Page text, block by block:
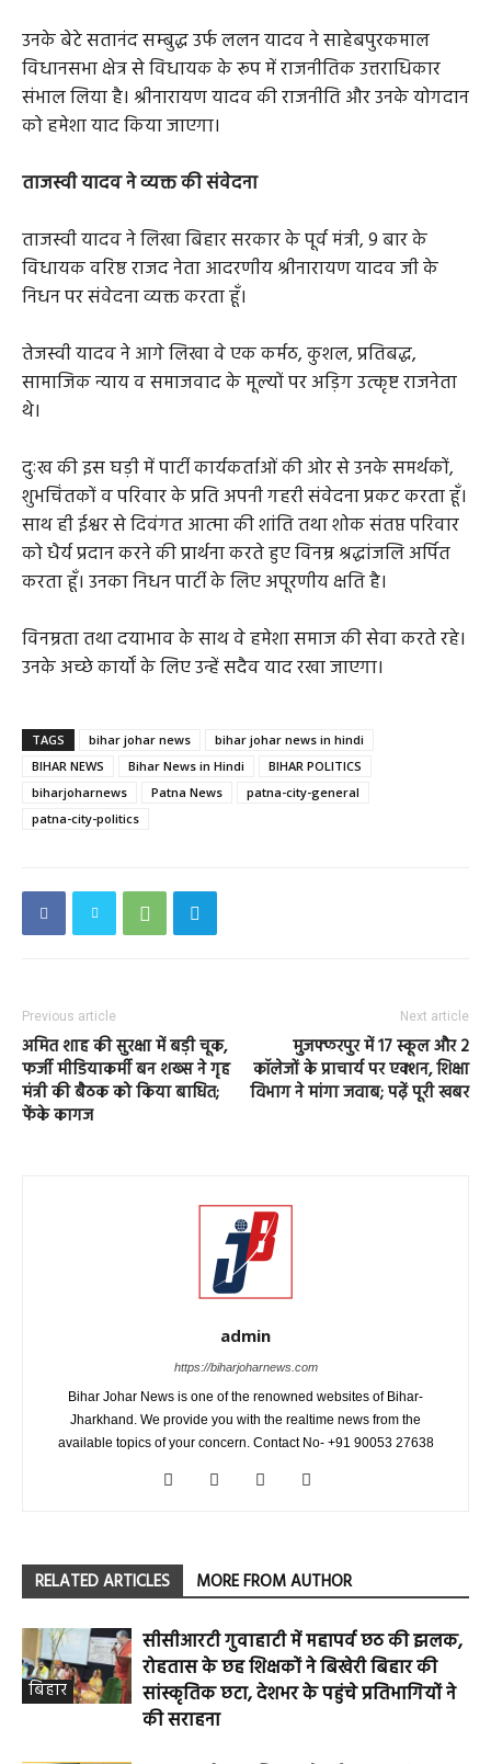
उनके बेटे सतानंद सम्बुद्ध उर्फ ललन यादव ने साहेबपुरकमाल
विधानसभा क्षेत्र से विधायक के रूप में राजनीतिक उत्तराधिकार
संभाल लिया है। श्रीनारायण यादव की राजनीति और उनके योगदान
को हमेशा याद किया जाएगा।
ताजस्वी यादव ने व्यक्त की संवेदना
ताजस्वी यादव ने लिखा बिहार सरकार के पूर्व मंत्री, 9 बार के
विधायक वरिष्ठ राजद नेता आदरणीय श्रीनारायण यादव जी के
निधन पर संवेदना व्यक्त करता हूँ।
तेजस्वी यादव ने आगे लिखा वे एक कर्मठ, कुशल, प्रतिबद्ध,
सामाजिक न्याय व समाजवाद के मूल्यों पर अड़िग उत्कृष्ट राजनेता
थे।
दुःख की इस घड़ी में पार्टी कार्यकर्ताओं की ओर से उनके समर्थकों,
शुभचिंतकों व परिवार के प्रति अपनी गहरी संवेदना प्रकट करता हूँ।
साथ ही ईश्वर से दिवंगत आत्मा की शांति तथा शोक संतप्त परिवार
को धैर्य प्रदान करने की प्रार्थना करते हुए विनम्र श्रद्धांजलि अर्पित
करता हूँ। उनका निधन पार्टी के लिए अपूरणीय क्षति है।
विनम्रता तथा दयाभाव के साथ वे हमेशा समाज की सेवा करते रहे।
उनके अच्छे कार्यों के लिए उन्हें सदैव याद रखा जाएगा।
TAGS bihar johar news
bihar johar news in hindi
BIHAR NEWS
Bihar News in Hindi
BIHAR POLITICS
biharjoharnews
Patna News
patna-city-general
patna-city-politics
Previous article
अमित शाह की सुरक्षा में बड़ी चूक,
फर्जी मीडियाकर्मी बन शख्स ने गृह
मंत्री की बैठक को किया बाधित;
फेंके कागज
Next article
मुजफ्फरपुर में 17 स्कूल और 2
कॉलेजों के प्राचार्य पर एक्शन, शिक्षा
विभाग ने मांगा जवाब; पढ़ें पूरी खबर
admin
https://biharjoharnews.com
Bihar Johar News is one of the renowned websites of Bihar-
Jharkhand. We provide you with the realtime news from the
available topics of your concern. Contact No- +91 90053 27638
RELATED ARTICLES MORE FROM AUTHOR
बिहार
सीसीआरटी गुवाहाटी में महापर्व छठ की झलक,
रोहतास के छह शिक्षकों ने बिखेरी बिहार की
सांस्कृतिक छटा, देशभर के पहुंचे प्रतिभागियों ने
की सराहना